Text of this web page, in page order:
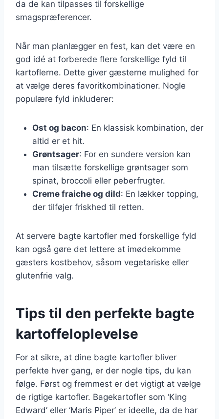
da de kan tilpasses til forskellige
smagspræferencer.
Når man planlægger en fest, kan det være en
god idé at forberede flere forskellige fyld til
kartoflerne. Dette giver gæsterne mulighed for
at vælge deres favoritkombinationer. Nogle
populære fyld inkluderer:
Ost og bacon: En klassisk kombination, der
altid er et hit.
Grøntsager: For en sundere version kan
man tilsætte forskellige grøntsager som
spinat, broccoli eller peberfrugter.
Creme fraiche og dild: En lækker topping,
der tilføjer friskhed til retten.
At servere bagte kartofler med forskellige fyld
kan også gøre det lettere at imødekomme
gæsters kostbehov, såsom vegetariske eller
glutenfrie valg.
Tips til den perfekte bagte
kartoffeloplevelse
For at sikre, at dine bagte kartofler bliver
perfekte hver gang, er der nogle tips, du kan
følge. Først og fremmest er det vigtigt at vælge
de rigtige kartofler. Bagekartofler som ‘King
Edward’ eller ‘Maris Piper’ er ideelle, da de har